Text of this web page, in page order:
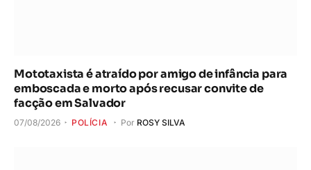
Mototaxista é atraído por amigo de infância para
emboscada e morto após recusar convite de
facção em Salvador
07/08/2026 POLÍCIA Por ROSY SILVA